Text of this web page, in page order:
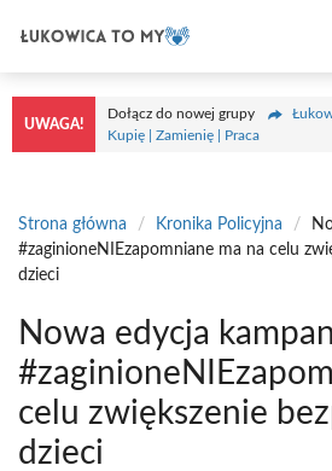
treści
UWAGA!
Dołącz do nowej grupy
Kupię | Zamienię | Praca
Strona główna / Kronika Policyjna /
#zaginioneNIEzapomniane ma na celu
dzieci
Nowa edycja
celu zwiększenie
dzieci